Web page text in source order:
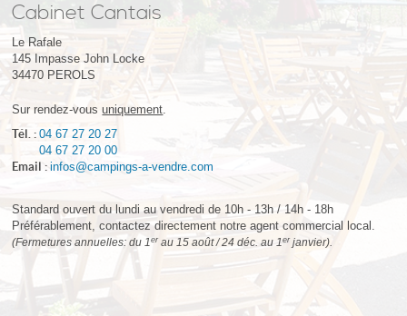
Cabinet Cantais
Le Rafale
145 Impasse John Locke
34470 PEROLS
Sur rendez-vousuniquement.
Tél. :04 67 27 20 27
04 67 27 20 00
Email :infos@campings-a-vendre.com
Standard ouvert du lundi au vendredi de 10h - 13h / 14h - 18h
Préférablement, contactez directement notre agent commercial local.
(Fermetures annuelles: du 1erau 15 août / 24 déc. au 1erjanvier).